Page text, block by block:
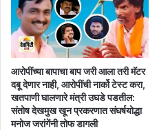
आरोपींच्या बापाचा बाप जरी आला तरी मॅटर
दबू देणार नाही, आरोपींची नार्को टेस्ट करा,
खतपाणी घालणारे मंत्री उघडे पडतील:
संतोष देखमुख खून प्रकरणात संघर्षयोद्धा
मनोज जरांगेंनी तोफ डागली